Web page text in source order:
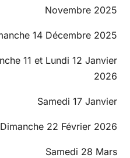
Novembre 2025
14 Décembre 2025
11 et Lundi 12 Janvier
2026
Samedi 17 Janvier
22 Février 2026
Samedi 28 Mars